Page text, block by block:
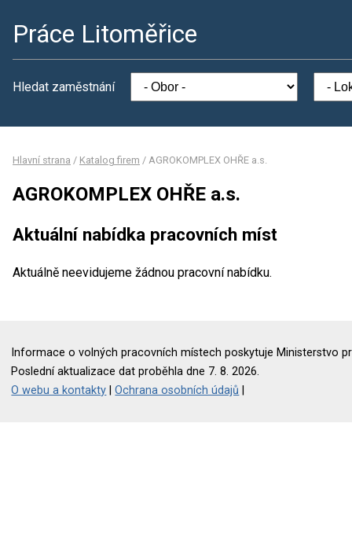
Práce Litoměřice
Hledat zaměstnání
Hlavní strana / Katalog firem / AGROKOMPLEX OHŘE a.s.
AGROKOMPLEX OHŘE a.s.
Aktuální nabídka pracovních míst
Aktuálně neevidujeme žádnou pracovní nabídku.
Informace o volných pracovních místech poskytuje Ministerstvo
Poslední aktualizace dat proběhla dne 7. 8. 2026.
O webu a kontakty |Ochrana osobních údajů